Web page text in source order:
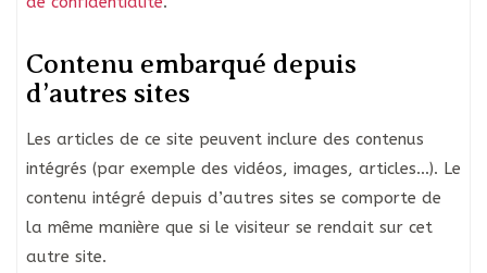
Contenu embarqué depuis
d’autres sites
Les articles de ce site peuvent inclure des contenus
intégrés (par exemple des vidéos, images, articles…). Le
contenu intégré depuis d’autres sites se comporte de
la même manière que si le visiteur se rendait sur cet
autre site.